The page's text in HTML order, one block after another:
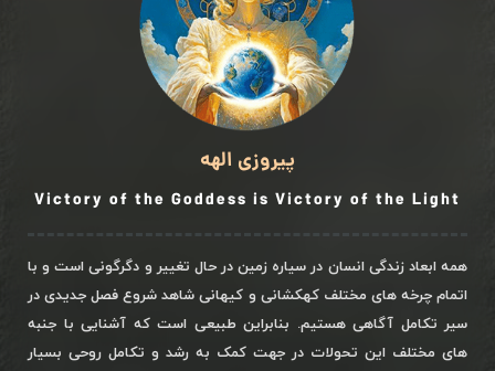
پیروزی الهه
Victory of the Goddess is Victory of the Light
همه ابعاد زندگی انسان در سیاره زمین در حال تغییر و دگرگونی است و با
اتمام چرخه های مختلف کهکشانی و کیهانی شاهد شروع فصل جدیدی در
سیر تکامل آگاهی هستیم. بنابراین طبیعی است که آشنایی با جنبه
های مختلف این تحولات در جهت کمک به رشد و تکامل روحی بسیار